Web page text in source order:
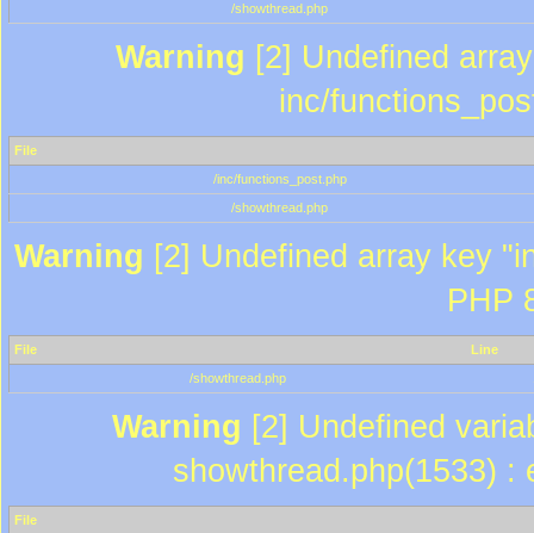
/showthread.php
Warning [2] Undefined
inc/
File
/inc/functions_post.php
/showthread.php
Warning [2] Undefined array key
PHP
File
Line
/showthread.php
Warning [2] Undefined
showthread.php(1533) :
File